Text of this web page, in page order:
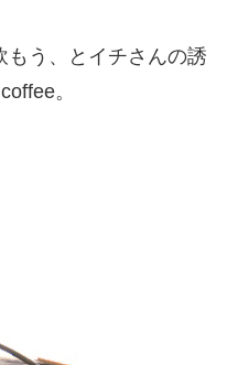
もう、とイチさんの誘
。